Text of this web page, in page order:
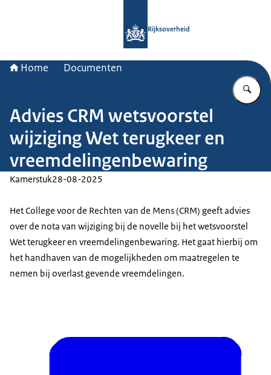
Rijksoverheid
Home Documenten
Advies CRM wetsvoorstel
wijziging Wet terugkeer en
vreemdelingenbewaring
Kamerstuk28-08-2025
Het College voor de Rechten van de Mens (CRM) geeft advies
over de nota van wijziging bij de novelle bij het wetsvoorstel
Wet terugkeer en vreemdelingenbewaring. Het gaat hierbij om
het handhaven van de mogelijkheden om maatregelen te
nemen bij overlast gevende vreemdelingen.